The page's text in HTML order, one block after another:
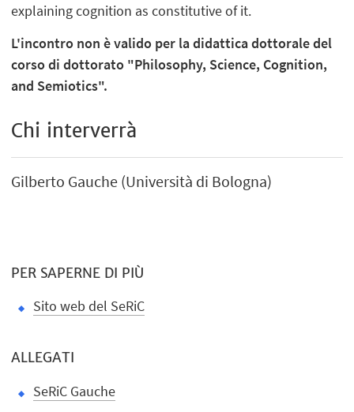
explaining cognition as constitutive of it.
L'incontro non è valido per la didattica dottorale del
corso di dottorato "Philosophy, Science, Cognition,
and Semiotics".
Chi interverrà
Gilberto Gauche (Università di Bologna)
PER SAPERNE DI PIÙ
Sito web del SeRiC
ALLEGATI
SeRiC Gauche